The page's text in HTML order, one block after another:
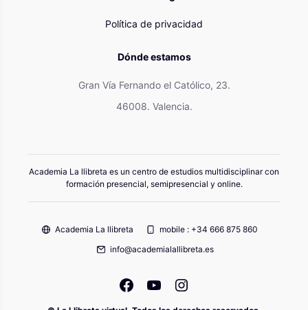
Política de privacidad
Dónde estamos
Gran Vía Fernando el Católico, 23.
46008. Valencia.
Academia La llibreta es un centro de estudios multidisciplinar con
formación presencial, semipresencial y online.
Academia La llibreta
mobile : +34 666 875 860
info@academialallibreta.es